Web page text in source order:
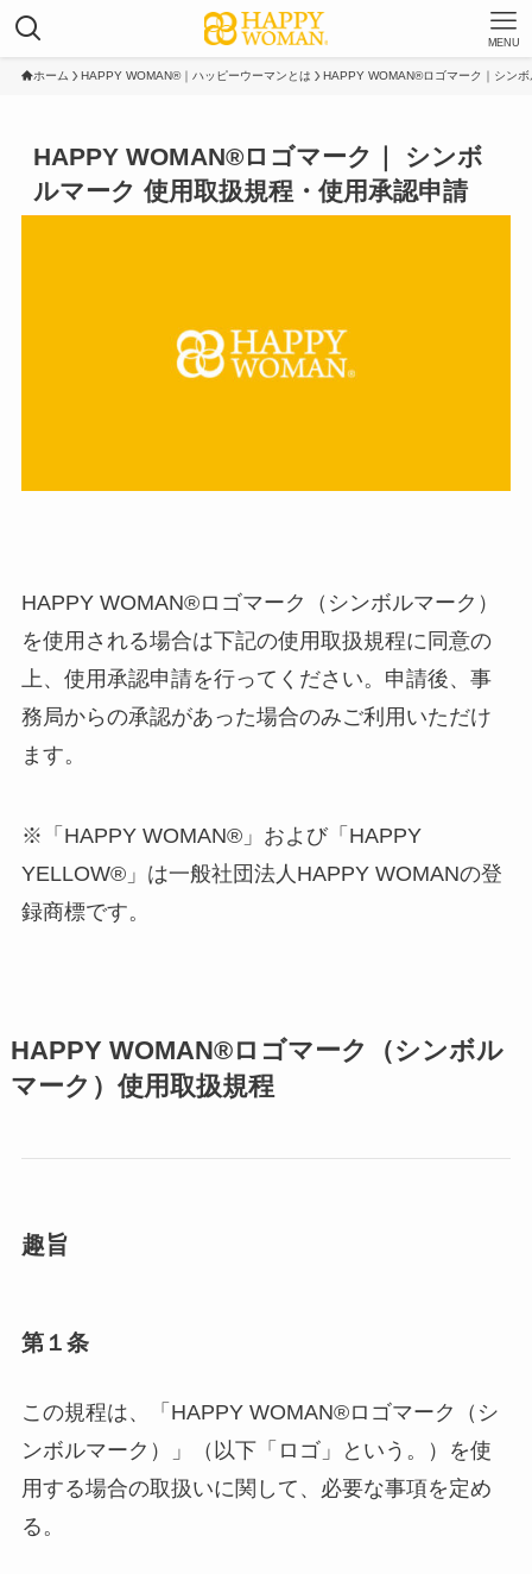
MENU
ホーム HAPPY WOMAN®︎｜ハッピーウーマンとは HAPPY WOMAN®︎ロゴマーク｜シンボ
HAPPY WOMAN®︎ロゴマーク｜ シンボ
ルマーク 使用取扱規程・使用承認申請
HAPPY WOMAN®︎ロゴマーク（シンボルマーク）
を使用される場合は下記の使用取扱規程に同意の
上、使用承認申請を行ってください。申請後、事
務局からの承認があった場合のみご利用いただけ
ます。
※「HAPPY WOMAN®️」および「HAPPY
YELLOW®️」は一般社団法人HAPPY WOMANの登
録商標です。
HAPPY WOMAN®︎ロゴマーク（シンボル
マーク）使用取扱規程
趣旨
第１条
この規程は、「HAPPY WOMAN®︎ロゴマーク（シ
ンボルマーク）」（以下「ロゴ」という。）を使
用する場合の取扱いに関して、必要な事項を定め
る。